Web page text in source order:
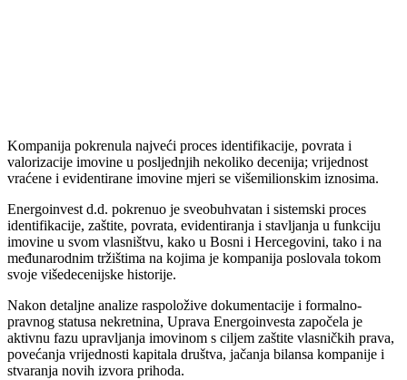
Kompanija pokrenula najveći proces identifikacije, povrata i
valorizacije imovine u posljednjih nekoliko decenija; vrijednost
vraćene i evidentirane imovine mjeri se višemilionskim iznosima.
Energoinvest d.d. pokrenuo je sveobuhvatan i sistemski proces
identifikacije, zaštite, povrata, evidentiranja i stavljanja u funkciju
imovine u svom vlasništvu, kako u Bosni i Hercegovini, tako i na
međunarodnim tržištima na kojima je kompanija poslovala tokom
svoje višedecenijske historije.
Nakon detaljne analize raspoložive dokumentacije i formalno-
pravnog statusa nekretnina, Uprava Energoinvesta započela je
aktivnu fazu upravljanja imovinom s ciljem zaštite vlasničkih prava,
povećanja vrijednosti kapitala društva, jačanja bilansa kompanije i
stvaranja novih izvora prihoda.